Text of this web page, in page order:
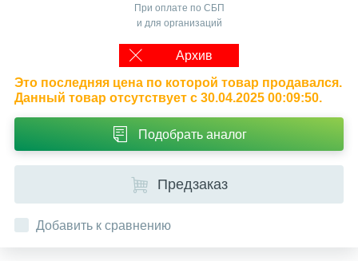
При оплате по СБП
и для организаций
Архив
Это последняя цена по которой товар продавался.
Данный товар отсутствует с 30.04.2025 00:09:50.
Подобрать аналог
Предзаказ
Добавить к сравнению